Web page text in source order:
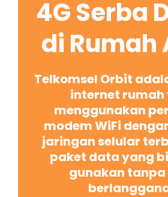
4G Serba
di Rumah
Telkomsel Orbit
internet rumah
menggunakan
modem WiFi
jaringan selular
paket data yang
gunakan tanpa